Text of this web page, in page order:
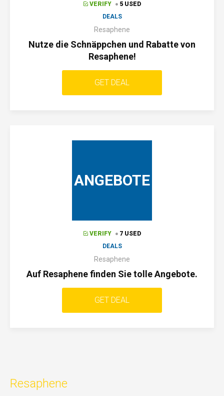
VERIFY
5 USED
DEALS
Resaphene
Nutze die Schnäppchen und Rabatte von
Resaphene!
GET DEAL
ANGEBOTE
VERIFY
7 USED
DEALS
Resaphene
Auf Resaphene finden Sie tolle Angebote.
GET DEAL
Resaphene